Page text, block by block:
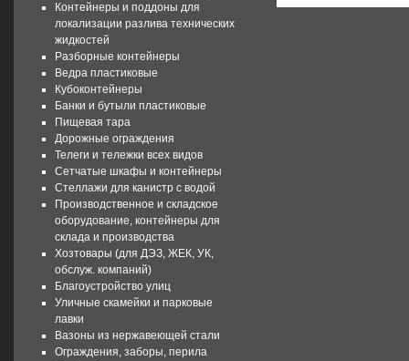
Контейнеры и поддоны для
локализации разлива технических
жидкостей
Разборные контейнеры
Ведра пластиковые
Кубоконтейнеры
Банки и бутыли пластиковые
Пищевая тара
Дорожные ограждения
Телеги и тележки всех видов
Сетчатые шкафы и контейнеры
Стеллажи для канистр с водой
Производственное и складское
оборудование, контейнеры для
склада и производства
Хозтовары (для ДЭЗ, ЖЕК, УК,
обслуж. компаний)
Благоустройство улиц
Уличные скамейки и парковые
лавки
Вазоны из нержавеющей стали
Ограждения, заборы, перила